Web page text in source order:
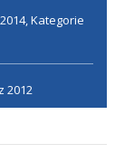
Kategorie
2012